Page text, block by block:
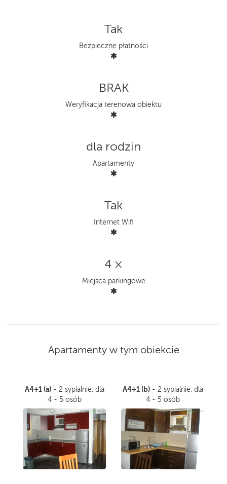
Tak
Bezpieczne płatności
BRAK
Weryfikacja terenowa obiektu
dla rodzin
Apartamenty
Tak
Internet Wifi
4 ×
Miejsca parkingowe
Apartamenty w tym obiekcie
A4+1 (a)- 2 sypialnie, dla
4 - 5 osób
A4+1 (b)- 2 sypialnie, dla
4 - 5 osób